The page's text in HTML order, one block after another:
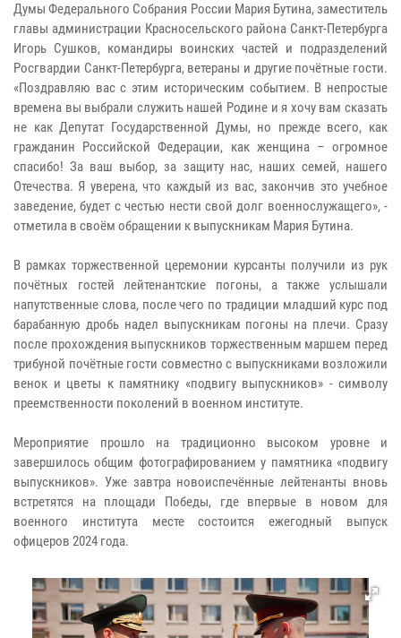
Думы Федерального Собрания России Мария Бутина, заместитель
главы администрации Красносельского района Санкт-Петербурга
Игорь Сушков, командиры воинских частей и подразделений
Росгвардии Санкт-Петербурга, ветераны и другие почётные гости.
«Поздравляю вас с этим историческим событием. В непростые
времена вы выбрали служить нашей Родине и я хочу вам сказать
не как Депутат Государственной Думы, но прежде всего, как
гражданин Российской Федерации, как женщина – огромное
спасибо! За ваш выбор, за защиту нас, наших семей, нашего
Отечества. Я уверена, что каждый из вас, закончив это учебное
заведение, будет с честью нести свой долг военнослужащего», -
отметила в своём обращении к выпускникам Мария Бутина.
В рамках торжественной церемонии курсанты получили из рук
почётных гостей лейтенантские погоны, а также услышали
напутственные слова, после чего по традиции младший курс под
барабанную дробь надел выпускникам погоны на плечи. Сразу
после прохождения выпускников торжественным маршем перед
трибуной почётные гости совместно с выпускниками возложили
венок и цветы к памятнику «подвигу выпускников» - символу
преемственности поколений в военном институте.
Мероприятие прошло на традиционно высоком уровне и
завершилось общим фотографированием у памятника «подвигу
выпускников». Уже завтра новоиспечённые лейтенанты вновь
встретятся на площади Победы, где впервые в новом для
военного института месте состоится ежегодный выпуск
офицеров 2024 года.